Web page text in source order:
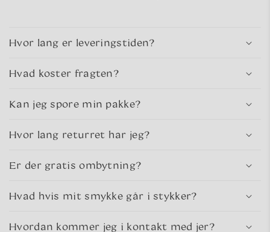
Hvor lang er leveringstiden?
Hvad koster fragten?
Kan jeg spore min pakke?
Hvor lang returret har jeg?
Er der gratis ombytning?
Hvad hvis mit smykke går i stykker?
Hvordan kommer jeg i kontakt med jer?